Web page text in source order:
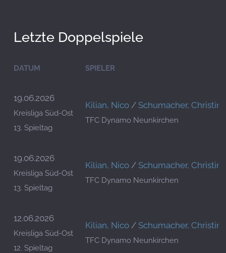
Letzte Doppelspiele
DATUM SPIELER
19.06.2026
Kreisliga Süd-Ost
13. Spieltag
Kilian, Nico / Schumacher, Christine
TFC Dynamo Neunkirchen
19.06.2026
Kreisliga Süd-Ost
13. Spieltag
Kilian, Nico / Schumacher, Christine
TFC Dynamo Neunkirchen
12.06.2026
Kreisliga Süd-Ost
12. Spieltag
Kilian, Nico / Schumacher, Christine
TFC Dynamo Neunkirchen